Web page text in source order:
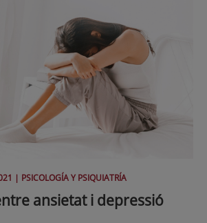
| PSICOLOGÍA Y PSIQUIATRÍA
ansietat i depressió